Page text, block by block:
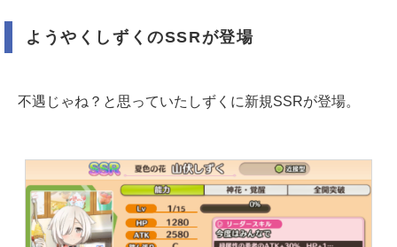
ようやくしずくのSSRが登場
不遇じゃね？と思っていたしずくに新規SSRが登場。